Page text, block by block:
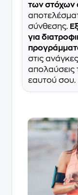
των στόχων
σύνθεσης.
για
στις
απολαύσεις
εαυτού σου.